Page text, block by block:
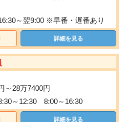
～翌9:00 ※早番・遅番あり
詳細を見る
～28万7400円
～12:30 8:00～16:30
詳細を見る